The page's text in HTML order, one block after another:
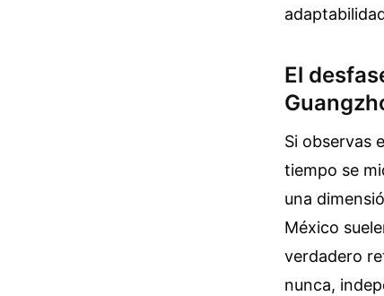
El
Si observas
tiempo se
una
México
verdadero
nunca,